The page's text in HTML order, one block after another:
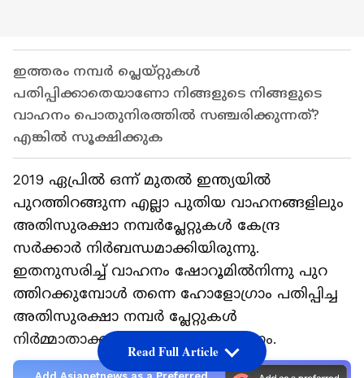
ഇത്തരം നമ്പർ പ്ലെയ്റ്റുകൾ
പതിപ്പിക്കാതെയാണോ നിങ്ങളുടെ നിങ്ങളുടെ
വാഹനം പൊതുനിരത്തിൽ സഞ്ചരിക്കുന്നത്?
എങ്കിൽ സൂക്ഷിക്കുക
2019 ഏപ്രില്‍ ഒന്ന് മുതല്‍ ഇന്ത്യയില്‍
പുറത്തിറങ്ങുന്ന എല്ലാ പുതിയ വാഹനങ്ങളിലും
അതിസുരക്ഷാ നമ്പര്‍പ്ലേറ്റുകള്‍ കേന്ദ്ര
സര്‍ക്കാര്‍ നിര്‍ബന്ധമാക്കിയിരുന്നു.
ഇതനുസരിച്ച് വാ​ഹ​നം ഷോ​റൂ​മി​ൽ​നി​ന്നു പു​റ​
ത്തി​റ​ക്കു​മ്പോൾ ​ത​ന്നെ ഹോളോഗ്രാം പതിപ്പിച്ച
അ​തി​സു​ര​ക്ഷാ ന​മ്പ​ർ പ്ലേ​റ്റു​ക​ൾ
നിര്‍മ്മാതാക്കള്‍ ഘ​ടി​പ്പി​ച്ചു ന​ൽ​ക​ണം.
Read Full Article